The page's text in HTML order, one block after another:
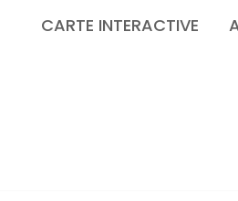
CARTE INTERACTIVE